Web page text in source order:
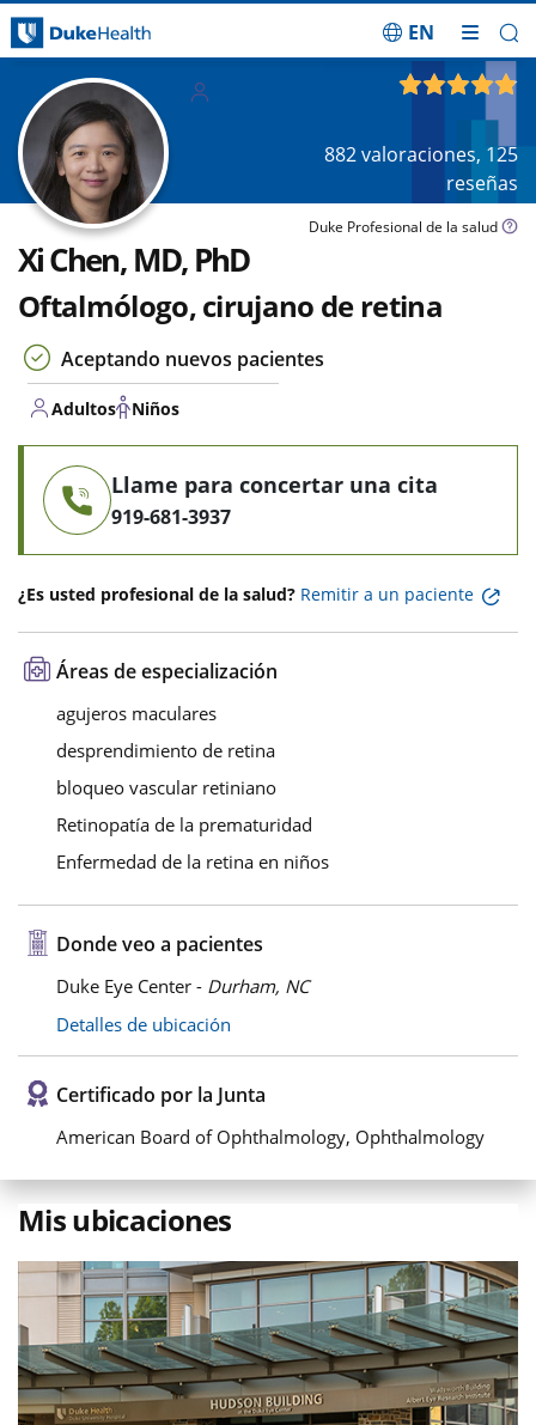
EN
4.85de 5
882valoraciones, 125
reseñas
Duke Profesional de la salud
Xi Chen, MD, PhD
Oftalmólogo, cirujano de retina
Aceptando nuevos pacientes
Adultos Niños
Llame para concertar una cita
919-681-3937
¿Es usted profesional de la salud? Remitir a un paciente
Áreas de especialización
agujeros maculares
desprendimiento de retina
bloqueo vascular retiniano
Retinopatía de la prematuridad
Enfermedad de la retina en niños
Donde veo a pacientes
Duke Eye Center - Durham, NC
Detalles de ubicación
Certificado por la Junta
American Board of Ophthalmology, Ophthalmology
Mis ubicaciones